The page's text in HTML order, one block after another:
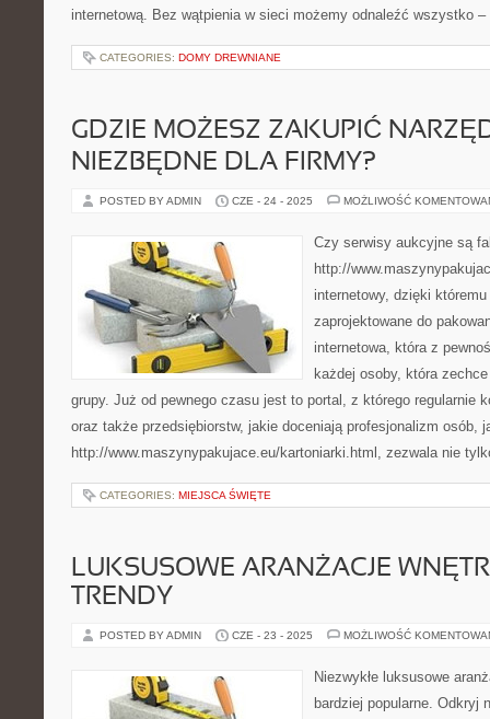
internetową. Bez wątpienia w sieci możemy odnaleźć wszystko
CATEGORIES: DOMY DREWNIANE
GDZIE MOŻESZ ZAKUPIĆ
NIEZBĘDNE DLA FIRMY?
POSTED BY ADMIN CZE - 24 - 2025 MOŻLIWOŚĆ
Czy serwisy aukcyjne są
http://
internetowy, dzięki
zaprojektowane do
internetowa, która z
każdej osoby, która
grupy. Już od pewnego czasu jest to portal, z którego regularnie
oraz także przedsiębiorstw, jakie doceniają profesjonalizm osób,
http://www.maszynypakujace.eu/kartoniarki.html, zezwala nie
CATEGORIES: MIEJSCA ŚWIĘTE
LUKSUSOWE ARANŻACJE
TRENDY
POSTED BY ADMIN CZE - 23 - 2025 MOŻLIWOŚĆ
Niezwykłe luksusowe
bardziej popularne. Odkryj